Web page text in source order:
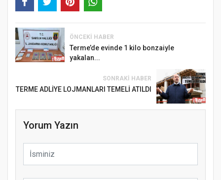
ÖNCEKI HABER
Terme’de evinde 1 kilo bonzaiyle
yakalan...
SONRAKI HABER
TERME ADLİYE LOJMANLARI TEMELİ ATILDI
Yorum Yazın